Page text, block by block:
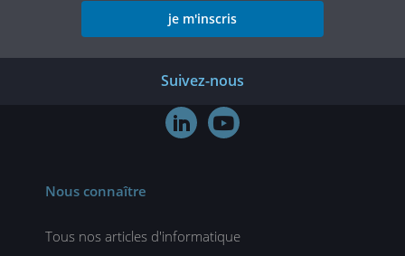
je m'inscris
Suivez-nous
 
Nous connaître
Tous nos articles d'informatique